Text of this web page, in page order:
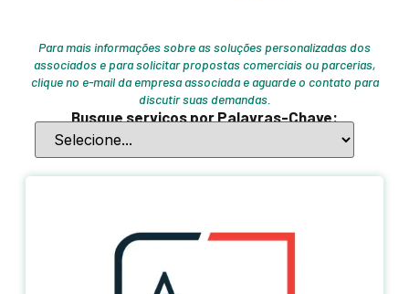
Para mais informações sobre as soluções personalizadas dos
associados e para solicitar propostas comerciais ou parcerias,
clique no e-mail da empresa associada e aguarde o contato para
discutir suas demandas.
Busque serviços por Palavras-Chave: